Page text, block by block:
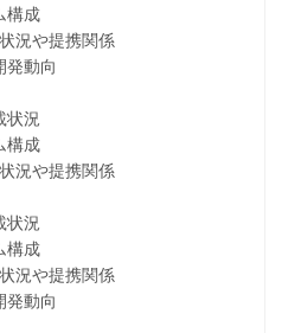
成
況や提携関係
動向
況
成
況や提携関係
況
成
況や提携関係
動向